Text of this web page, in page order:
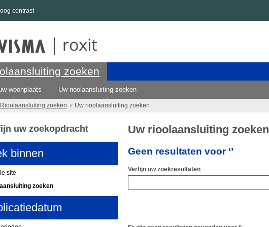
contrast
zoeken
woonplaats Uw rioolaansluiting zoeken
Rioolaansluiting zoeken Uw rioolaansluiting zoeken
Uw rioolaansluiting zoeken
Geen resultaten voor ‘’
Verfijn uw zoekresultaten
uw zoekopdracht
binnen
site
zoeken